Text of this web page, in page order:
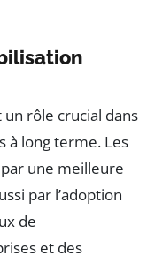
rôle crucial dans
à long terme. Les
une meilleure
par l’adoption
de
et des